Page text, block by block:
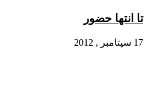
تا انتها حضور
17 سپتامبر , 2012